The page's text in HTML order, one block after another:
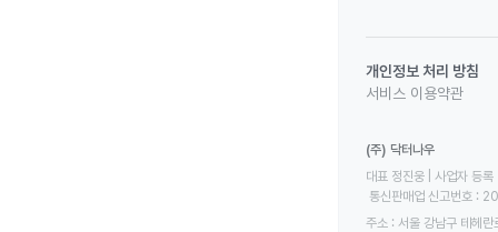
개인정보 처리 방침
서비스 이용약관
(주) 닥터나우
대표 정진웅 | 사업자
통신판매업 신고번호
주소 : 서울 강남구 테헤